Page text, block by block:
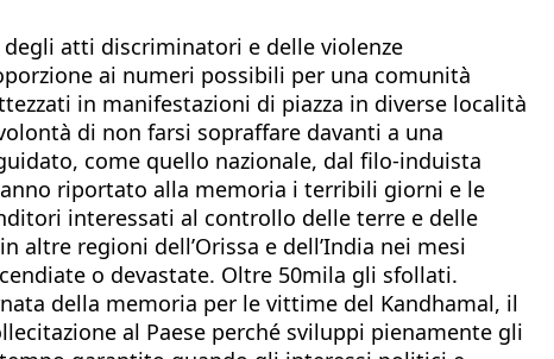
atti discriminatori e delle violenze
ai numeri possibili per una comunità
in manifestazioni di piazza in diverse località
di non farsi sopraffare davanti a una
come quello nazionale, dal filo-induista
riportato alla memoria i terribili giorni e le
interessati al controllo delle terre e delle
altre regioni dell’Orissa e dell’India nei mesi
o devastate. Oltre 50mila gli sfollati.
della memoria per le vittime del Kandhamal, il
al Paese perché sviluppi pienamente gli